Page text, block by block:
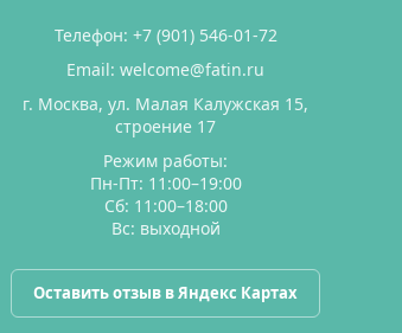
Телефон: +7 (901) 546-01-72
Email:welcome@fatin.ru
г. Москва, ул. Малая Калужская 15,
строение 17
Режим работы:
Пн-Пт: 11:00–19:00
Сб: 11:00–18:00
Вс: выходной
Оставить отзыв в Яндекс Картах